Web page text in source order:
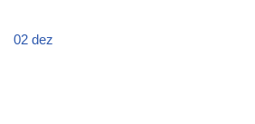
02 dez